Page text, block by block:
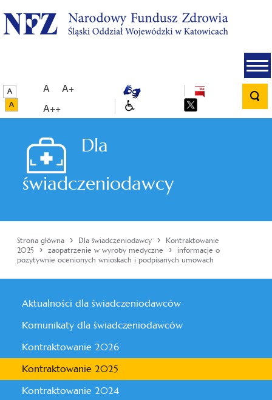
A
A+
A++
Dla
świadczeniodawcy
Strona główna › Dla świadczeniodawcy › Kontraktowanie
2025
› zaopatrzenie w wyroby medyczne › informacje o
pozytywnie ocenionych wnioskach i podpisanych umowach
Aktualności dla świadczeniodawców
Komunikaty dla świadczeniodawców
Kontraktowanie 2026
Kontraktowanie 2025
Kontraktowanie 2024